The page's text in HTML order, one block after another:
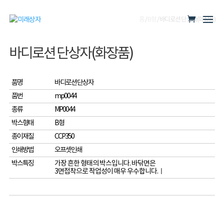
/ / 바디로션 단상자(화장품)
바디로션 단상자(화장품)
품명
바디로션 단상자
품번
mp0044
종류
MP0044
박스형태
B형
종이재질
CCP350
인쇄방법
오프셋인쇄
박스특징
가장 흔한 형태의 박스입니다. 바닦면은
3면접착으로 작업성이 매우 우수합니다.ㅣ